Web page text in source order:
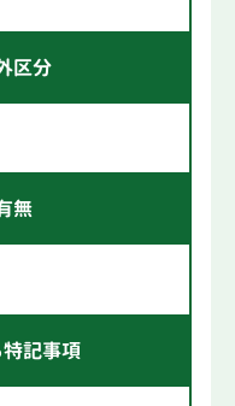
区分
無
記事項